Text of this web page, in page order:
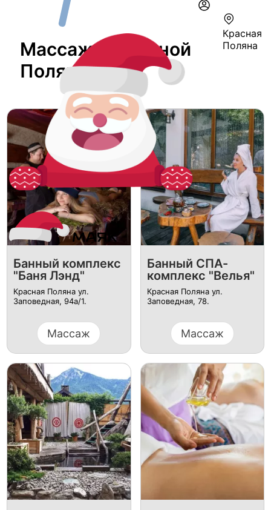
Красная
Поляна
Массаж В Красной
Поляне
Банный комплекс
"Баня Лэнд"
Красная Поляна ул.
Заповедная, 94а/1.
Массаж
Банный СПА-
комплекс "Велья"
Красная Поляна ул.
Заповедная, 78.
Массаж